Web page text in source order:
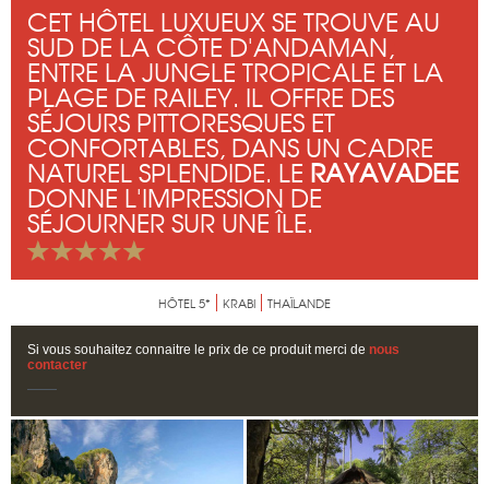
CET HÔTEL LUXUEUX SE TROUVE AU
SUD DE LA CÔTE D'ANDAMAN,
ENTRE LA JUNGLE TROPICALE ET LA
PLAGE DE RAILEY. IL OFFRE DES
SÉJOURS PITTORESQUES ET
CONFORTABLES, DANS UN CADRE
NATUREL SPLENDIDE. LE RAYAVADEE
DONNE L'IMPRESSION DE
SÉJOURNER SUR UNE ÎLE.
HÔTEL 5* KRABI THAÏLANDE
Si vous souhaitez connaitre le prix de ce produit merci de nous
contacter